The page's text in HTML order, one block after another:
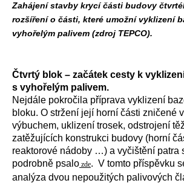
Zahájení stavby krycí části budovy
rozšíření o části, které umožní vyklizení
vyhořelým palivem (zdroj TEPCO).
Čtvrtý blok – začátek cesty k
s vyhořelým palivem.
Nejdále pokročila příprava vyklizení
bloku. O stržení její horní části zničené
výbuchem, uklizení trosek, odstrojení
zatěžujících konstrukci budovy (horní
reaktorové nádoby …) a vyčištění patra
podrobně psalo zde. V tomto příspěvku
analýza dvou nepoužitých palivových